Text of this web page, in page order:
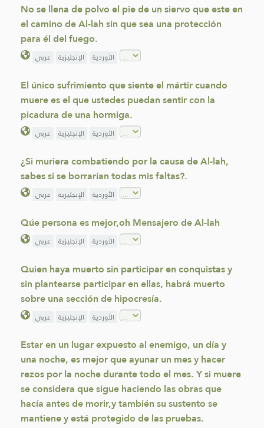
No se llena de polvo el pie de un siervo que este en
el camino de Al-lah sin que sea una protección
para él del fuego.
عربي الإنجليزية الأوردية
El único sufrimiento que siente el mártir cuando
muere es el que ustedes puedan sentir con la
picadura de una hormiga.
عربي الإنجليزية الأوردية
¿Si muriera combatiendo por la causa de Al-lah,
sabes si se borrarían todas mis faltas?.
عربي الإنجليزية الأوردية
Qúe persona es mejor,oh Mensajero de Al-lah
عربي الإنجليزية الأوردية
Quien haya muerto sin participar en conquistas y
sin plantearse participar en ellas, habrá muerto
sobre una sección de hipocresía.
عربي الإنجليزية الأوردية
Estar en un lugar expuesto al enemigo, un día y
una noche, es mejor que ayunar un mes y hacer
rezos por la noche durante todo el mes. Y si muere
se considera que sigue haciendo las obras que
hacía antes de morir,y también su sustento se
mantiene y está protegido de las pruebas.